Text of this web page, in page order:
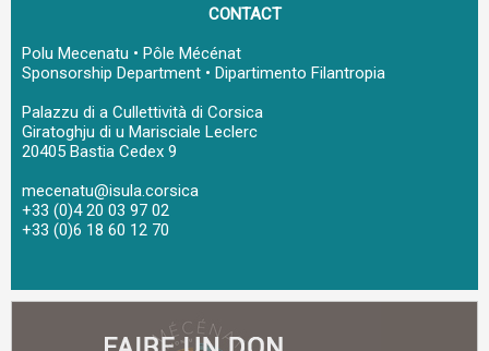
CONTACT
Polu Mecenatu • Pôle Mécénat
Sponsorship Department • Dipartimento Filantropia
Palazzu di a Cullettività di Corsica
Giratoghju di u Marisciale Leclerc
20405 Bastia Cedex 9
mecenatu@isula.corsica
+33 (0)4 20 03 97 02
+33 (0)6 18 60 12 70